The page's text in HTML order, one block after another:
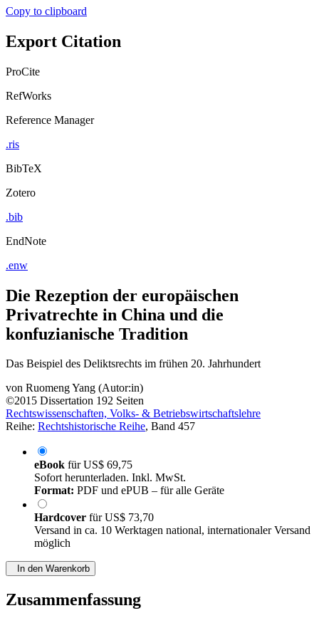
Copy to clipboard
Export Citation
ProCite
RefWorks
Reference Manager
.ris
BibTeX
Zotero
.bib
EndNote
.enw
Die Rezeption der europäischen
Privatrechte in China und die
konfuzianische Tradition
Das Beispiel des Deliktsrechts im frühen 20. Jahrhundert
von Ruomeng Yang (Autor:in)
©2015 Dissertation 192 Seiten
Rechtswissenschaften, Volks- & Betriebswirtschaftslehre
Reihe: Rechtshistorische Reihe, Band 457
eBook fürUS$ 69,75
Sofort herunterladen. Inkl. MwSt.
Format: PDF und ePUB – für alle Geräte
Hardcover fürUS$ 73,70
Versand in ca. 10 Werktagen national, internationaler Versand
möglich
In den Warenkorb
Zusammenfassung